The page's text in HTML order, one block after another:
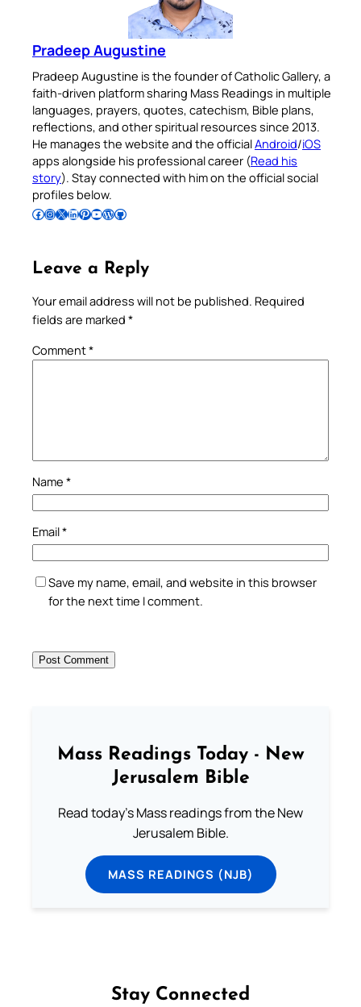
Pradeep Augustine
Pradeep Augustine is the founder of Catholic Gallery, a
faith-driven platform sharing Mass Readings in multiple
languages, prayers, quotes, catechism, Bible plans,
reflections, and other spiritual resources since 2013.
He manages the website and the officialAndroid/iOS
apps alongside his professional career (Read his
story). Stay connected with him on the official social
profiles below.
Follow Pradeep on Facebook Follow Pradeep on InstagramFollow Pradeep on X Follow Pradeep on LinkedIn Follow Pradeep on Pinterest Subscribe to Pradeep’s Youtube Channel Follow Pradeep on WordPress Follow Pradeep on GitHub
Leave a Reply
Your email address will not be published. Required
fields are marked *
Comment*
Name *
Email*
Save my name, email, and website in this browser
for the next time I comment.
Mass Readings Today - New
Jerusalem Bible
Read today's Mass readings from the New
Jerusalem Bible.
MASS READINGS (NJB)
Stay Connected